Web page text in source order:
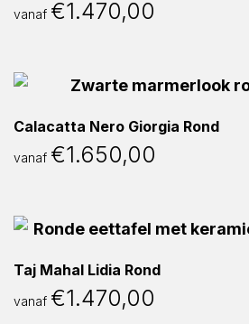
vanaf €1.470,00
Calacatta Nero Giorgia Rond
vanaf €1.650,00
Taj Mahal Lidia Rond
vanaf €1.470,00